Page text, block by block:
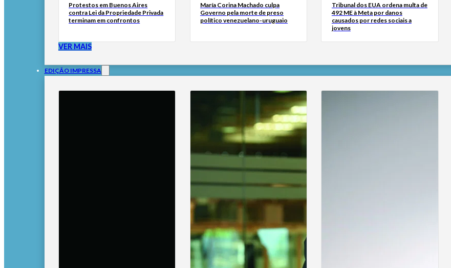
Protestos em Buenos Aires
contra Lei da Propriedade Privada
terminam em confrontos
María Corina Machado culpa
Governo pela morte de preso
político venezuelano-uruguaio
Tribunal dos EUA ordena multa de
492 ME à Meta por danos
causados por redes sociais a
jovens
VER MAIS
EDIÇÃO IMPRESSA